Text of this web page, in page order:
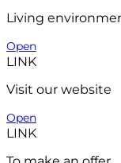
Living
Open
LINK
Visit our website
Open
LINK